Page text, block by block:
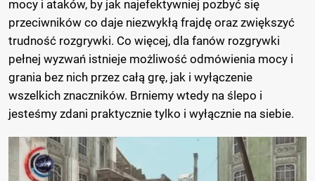
mocy i ataków, by jak najefektywniej pozbyć się
przeciwników co daje niezwykłą frajdę oraz zwiększyć
trudność rozgrywki. Co więcej, dla fanów rozgrywki
pełnej wyzwań istnieje możliwość odmówienia mocy i
grania bez nich przez całą grę, jak i wyłączenie
wszelkich znaczników. Brniemy wtedy na ślepo i
jesteśmy zdani praktycznie tylko i wyłącznie na siebie.